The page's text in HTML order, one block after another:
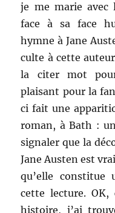
je me marie avec
face à sa face
hymne à Jane
culte à cette
la citer mot
plaisant pour la
ci fait une
roman, à Bath :
signaler que la
Jane Austen est
qu’elle constitue
cette lecture.
histoire, j’ai